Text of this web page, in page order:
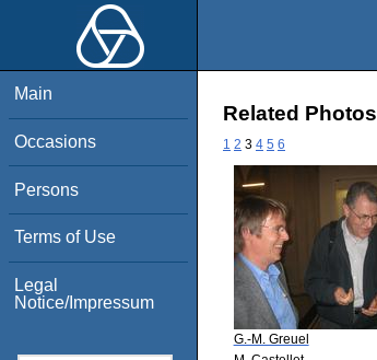
Main
Occasions
Persons
Terms of Use
Legal
Notice/Impressum
Related Photos
1 2 3 4 5 6
G.-M. Greuel